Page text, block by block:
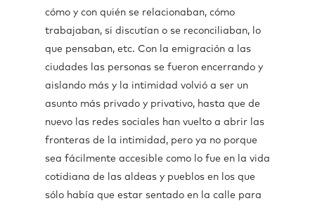
cómo y con quién se relacionaban, cómo
trabajaban, si discutían o se reconciliaban, lo
que pensaban, etc. Con la emigración a las
ciudades las personas se fueron encerrando y
aislando más y la intimidad volvió a ser un
asunto más privado y privativo, hasta que de
nuevo las redes sociales han vuelto a abrir las
fronteras de la intimidad, pero ya no porque
sea fácilmente accesible como lo fue en la vida
cotidiana de las aldeas y pueblos en los que
sólo había que estar sentado en la calle para